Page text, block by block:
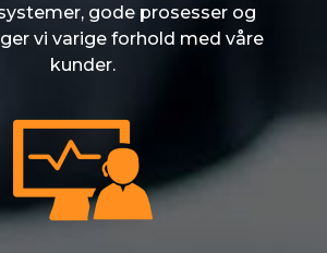
gode prosesser og
vi varige forhold med våre
kunder.